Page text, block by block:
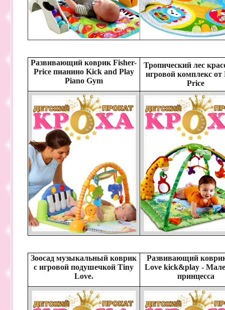
Развивающий коврик Fisher-
Price пианино Kick and Play
Piano Gym
Тропический лес
игровой комплекс от
Price
Зоосад музыкальный коврик
с игровой подушечкой Tiny
Love.
Развивающий
Love kick&play -
принцесса